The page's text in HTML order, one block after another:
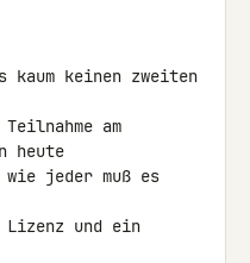
kaum keinen zweiten
am
heute
jeder muß es
Lizenz und ein